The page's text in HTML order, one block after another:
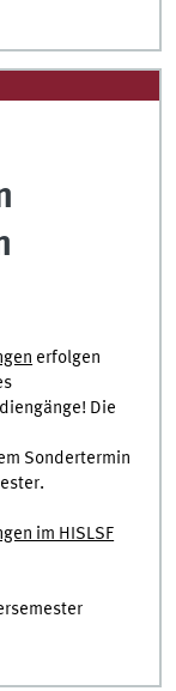
erfolgen
Die
Sondertermin
im HISLSF